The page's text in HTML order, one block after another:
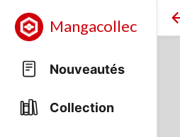
Mangacollec
Nouveautés
Collection